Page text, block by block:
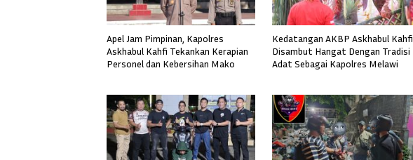
Apel Jam Pimpinan, Kapolres
Askhabul Kahfi Tekankan Kerapian
Personel dan Kebersihan Mako
Kedatangan AKBP Askhabul Kahfi,
Disambut Hangat Dengan Tradisi
Adat Sebagai Kapolres Melawi